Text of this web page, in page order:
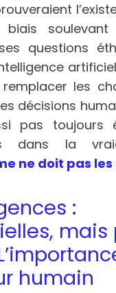
biais
questions
les
décisions
pas toujours
dans la
ne doit pas
:
mais
humain